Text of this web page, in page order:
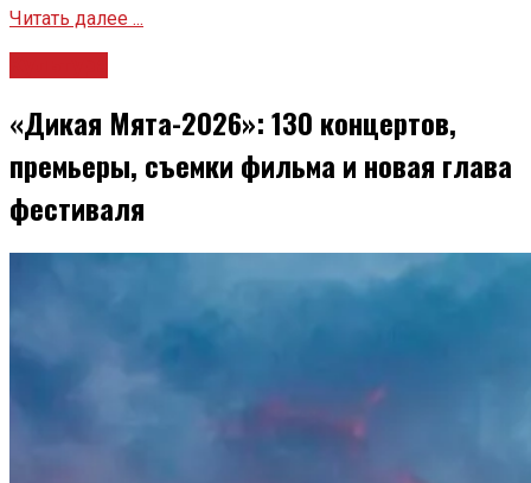
Читать далее ...
«Дикая Мята-2026»: 130 концертов,
премьеры, съемки фильма и новая глава
фестиваля